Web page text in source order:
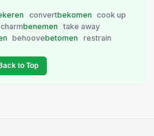
convertbekomen
cook up
charmbenemen
take away
behoovebetomen restrain
to Top